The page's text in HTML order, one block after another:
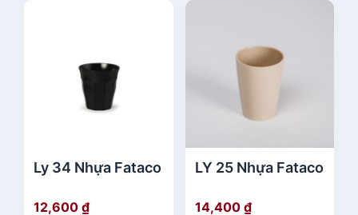
Ly 34 Nhựa Fataco
12,600 ₫
LY 25 Nhựa Fataco
14,400 ₫